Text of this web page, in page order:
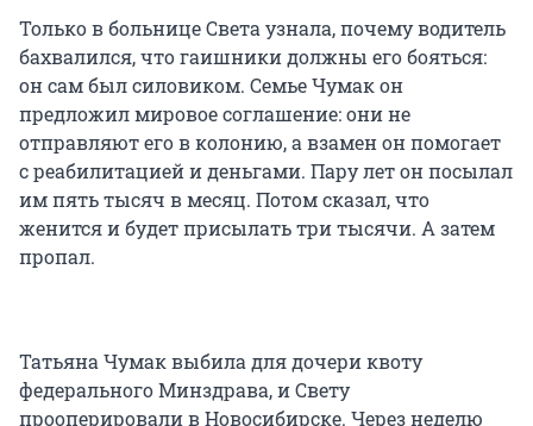
Только в больнице Света узнала, почему водитель
бахвалился, что гаишники должны его бояться:
он сам был силовиком. Семье Чумак он
предложил мировое соглашение: они не
отправляют его в колонию, а взамен он помогает
с реабилитацией и деньгами. Пару лет он посылал
им пять тысяч в месяц. Потом сказал, что
женится и будет присылать три тысячи. А затем
пропал.
Татьяна Чумак выбила для дочери квоту
федерального Минздрава, и Свету
прооперировали в Новосибирске. Через неделю